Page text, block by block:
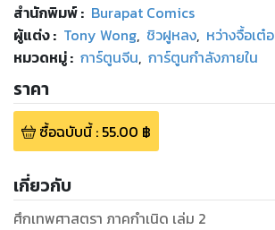
สำนักพิมพ์: Burapat Comics
ผู้แต่ง : Tony Wong, ชิวฝูหลง, หว่างจื้อเต๋อ
หมวดหมู่: การ์ตูนจีน, การ์ตูนกำลังภายใน
ราคา
ซื้อฉบับนี้: 55.00 ฿
เกี่ยวกับ
ศึกเทพศาสตรา ภาคกำเนิด เล่ม 2